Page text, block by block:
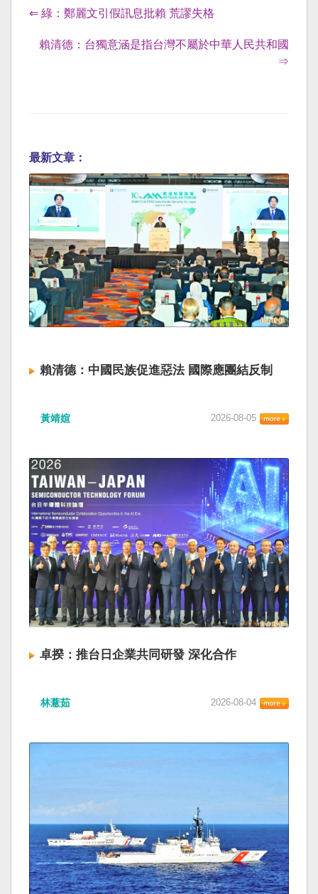
⇐ 綠：鄭麗文引假訊息批賴 荒謬失格
賴清德：台獨意涵是指台灣不屬於中華人民共和國
⇒
最新文章：
賴清德：中國民族促進惡法 國際應團結反制
黃靖媗 2026-08-05
卓揆：推台日企業共同研發 深化合作
林薏茹 2026-08-04